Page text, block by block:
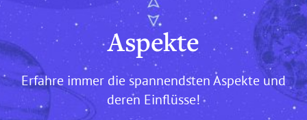
Aspekte
Erfahre immer die spannendsten Aspekte und
deren Einflüsse!